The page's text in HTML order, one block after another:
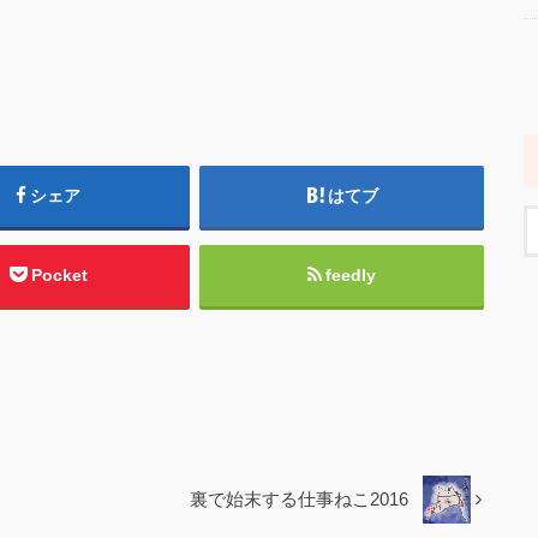
シェア はてブ
Pocket feedly
裏で始末する仕事ねこ2016